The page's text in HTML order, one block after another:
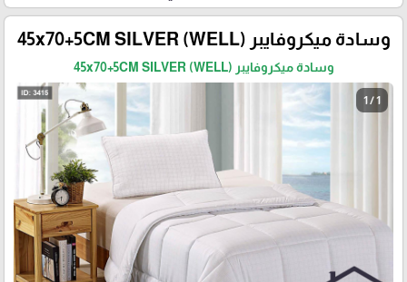
وسادة ميكروفايبر 45x70+5CM SILVER (WELL)
وسادة ميكروفايبر 45x70+5CM SILVER (WELL)
1 / 1